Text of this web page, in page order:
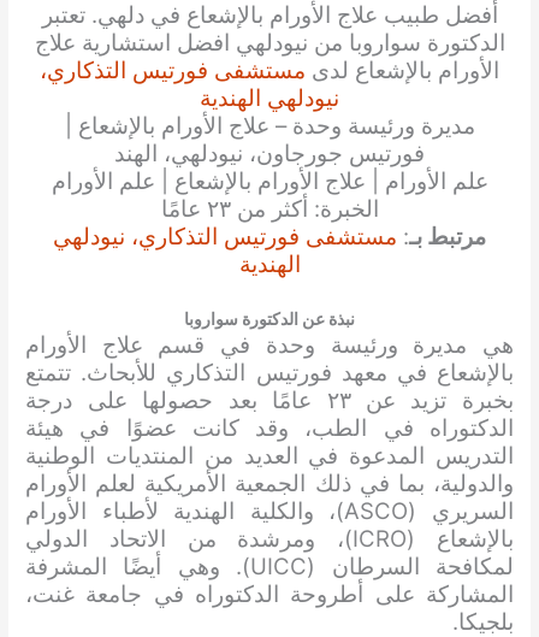
أفضل طبيب علاج الأورام بالإشعاع في دلهي. تعتبر
الدكتورة سواروبا من نيودلهي افضل استشارية علاج
الأورام بالإشعاع لدى مستشفى فورتيس التذكاري،
نيودلهي الهندية
مديرة ورئيسة وحدة – علاج الأورام بالإشعاع |
فورتيس جورجاون، نيودلهي، الهند
علم الأورام | علاج الأورام بالإشعاع | علم الأورام
الخبرة: أكثر من ٢٣ عامًا
مرتبط بـ: مستشفى فورتيس التذكاري، نيودلهي
الهندية
نبذة عن الدكتورة سواروبا
هي مديرة ورئيسة وحدة في قسم علاج الأورام
بالإشعاع في معهد فورتيس التذكاري للأبحاث. تتمتع
بخبرة تزيد عن ٢٣ عامًا بعد حصولها على درجة
الدكتوراه في الطب، وقد كانت عضوًا في هيئة
التدريس المدعوة في العديد من المنتديات الوطنية
والدولية، بما في ذلك الجمعية الأمريكية لعلم الأورام
السريري (ASCO)، والكلية الهندية لأطباء الأورام
بالإشعاع (ICRO)، ومرشدة من الاتحاد الدولي
لمكافحة السرطان (UICC). وهي أيضًا المشرفة
المشاركة على أطروحة الدكتوراه في جامعة غنت،
بلجيكا.